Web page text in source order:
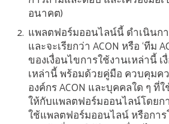
อนาคต)
แพลตฟอร์มออนไลน์นี้ ดำเนินกา
และจะเรียกว่า ACON หรือ ‘ทีม
ของเงื่อนไขการใช้งานเหล่านี้เ
เหล่านี้ พร้อมด้วยคู่มือ ควบคุมค
องค์กร ACON และบุคคลใด ๆ ที่
ให้กับแพลตฟอร์มออนไลน์โดยก
ใช้แพลตฟอร์มออนไลน์ หรือกา